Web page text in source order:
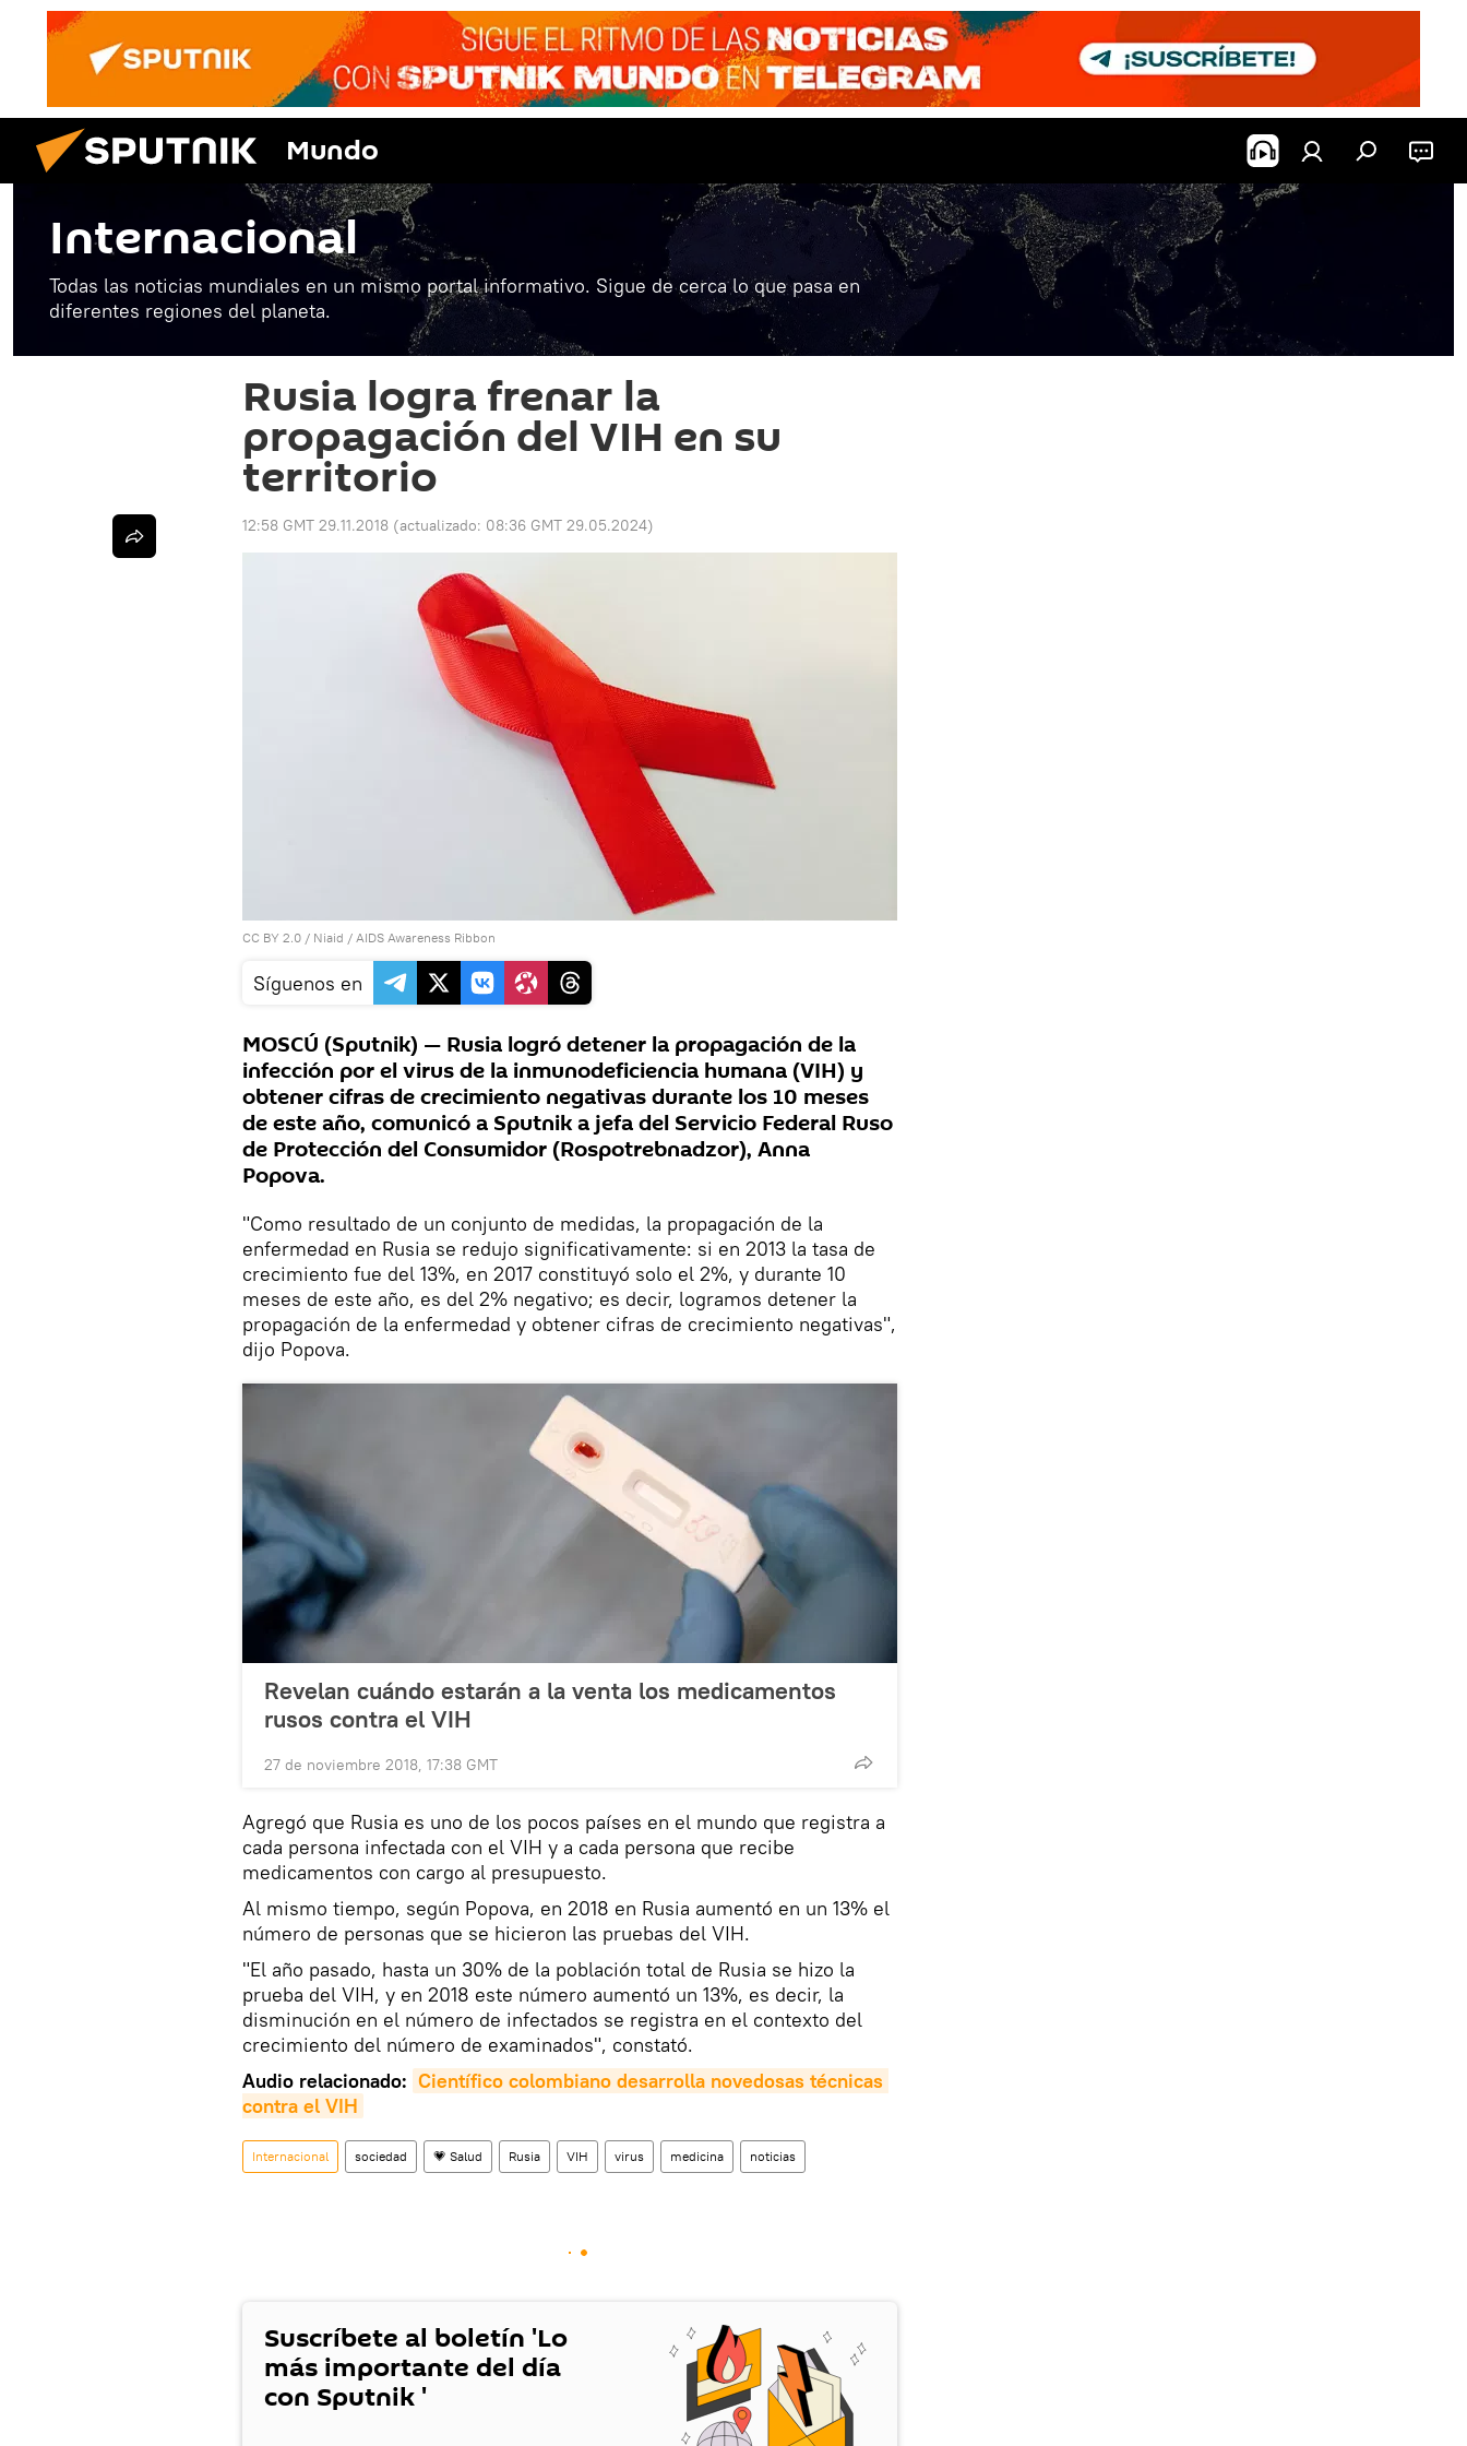
Mundo
Internacional
Todas las noticias mundiales en un mismo portal informativo. Sigue de cerca lo que pasa en
diferentes regiones del planeta.
Rusia logra frenar la
propagación del VIH en su
territorio
12:58 GMT 29.11.2018 (actualizado: 08:36 GMT 29.05.2024)
CC BY 2.0 / Niaid / AIDS Awareness Ribbon
Síguenos en
MOSCÚ (Sputnik) — Rusia logró detener la propagación de la
infección por el virus de la inmunodeficiencia humana (VIH) y
obtener cifras de crecimiento negativas durante los 10 meses
de este año, comunicó a Sputnik a jefa del Servicio Federal Ruso
de Protección del Consumidor (Rospotrebnadzor), Anna
Popova.
"Como resultado de un conjunto de medidas, la propagación de la
enfermedad en Rusia se redujo significativamente: si en 2013 la tasa de
crecimiento fue del 13%, en 2017 constituyó solo el 2%, y durante 10
meses de este año, es del 2% negativo; es decir, logramos detener la
propagación de la enfermedad y obtener cifras de crecimiento negativas",
dijo Popova.
Revelan cuándo estarán a la venta los medicamentos
rusos contra el VIH
27 de noviembre 2018, 17:38 GMT
Agregó que Rusia es uno de los pocos países en el mundo que registra a
cada persona infectada con el VIH y a cada persona que recibe
medicamentos con cargo al presupuesto.
Al mismo tiempo, según Popova, en 2018 en Rusia aumentó en un 13% el
número de personas que se hicieron las pruebas del VIH.
"El año pasado, hasta un 30% de la población total de Rusia se hizo la
prueba del VIH, y en 2018 este número aumentó un 13%, es decir, la
disminución en el número de infectados se registra en el contexto del
crecimiento del número de examinados", constató.
Audio relacionado: Científico colombiano desarrolla novedosas técnicas
contra el VIH
Internacional sociedad 💗 Salud Rusia VIH virus medicina noticias
Suscríbete al boletín 'Lo
más importante del día
con Sputnik '